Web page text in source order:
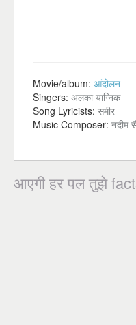
Movie/album: आंदोलन
Singers: अलका याग्निक
Song Lyricists: समीर
Music Composer: नदीम
आएगी हर पल तुझे